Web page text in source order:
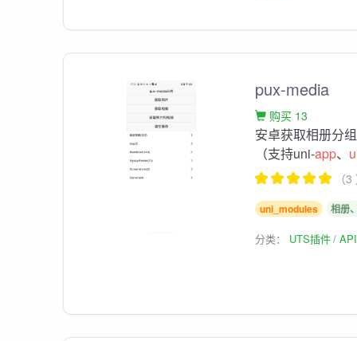
pux-media
购买 13
安卓获取相册分
（支持uni-app、
（
uni_modules 相册
分类： UTS插件